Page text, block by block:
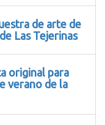
de arte de
Las Tejerinas
original para
verano de la